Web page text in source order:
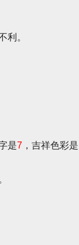
利。
是7 ，吉祥色彩是